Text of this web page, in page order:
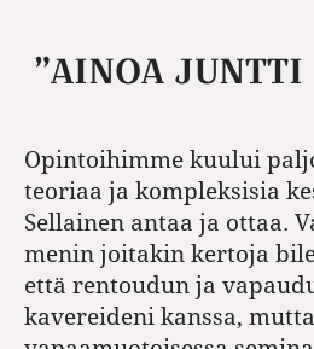
”AINOA
Opintoihimme kuului
teoriaa ja kompleksisia
Sellainen antaa ja ottaa.
menin joitakin kertoja
että rentoudun ja
kavereideni kanssa,